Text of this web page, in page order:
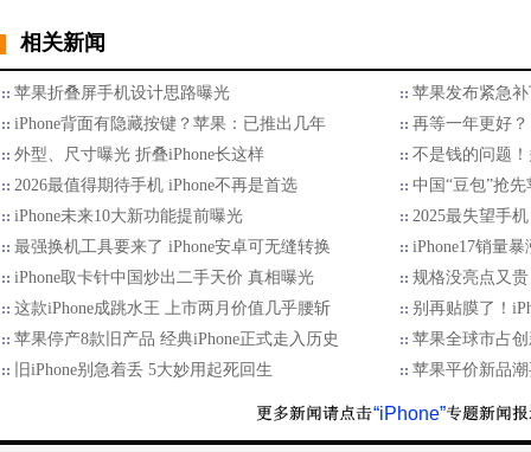
相关新闻
苹果折叠屏手机设计思路曝光
苹果发布紧急
iPhone背面有隐藏按键？苹果：已推出几年
再等一年更好？
外型、尺寸曝光 折叠iPhone长这样
不是钱的问题
2026最值得期待手机 iPhone不再是首选
中国“豆包”抢
iPhone未来10大新功能提前曝光
2025最失望手
最强换机工具要来了 iPhone安卓可无缝转换
iPhone17销量
iPhone取卡针中国炒出二手天价 真相曝光
规格没亮点又
这款iPhone成跳水王 上市两月价值几乎腰斩
别再贴膜了！
苹果停产8款旧产品 经典iPhone正式走入历史
苹果全球市占
旧iPhone别急着丢 5大妙用起死回生
苹果平价新品
“iPhone”